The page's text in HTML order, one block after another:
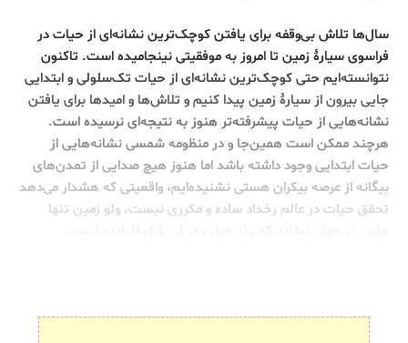
سال‌ها تلاش بی‌وقفه برای یافتن کوچک‌ترین نشانه‌ای از حیات در
فراسوی سیارۀ زمین تا امروز به موفقیتی نینجامیده است. تاکنون
نتوانسته‌ایم حتی کوچک‌ترین نشانه‌ای از حیات تک‌سلولی و ابتدایی
جایی بیرون از سیارۀ زمین پیدا کنیم و تلاش‌ها و امیدها برای یافتن
نشانه‌هایی از حیات پیشرفته‌تر هنوز به نتیجه‌ای نرسیده است.
هرچند ممکن است همین‌جا و در منظومه شمسی نشانه‌هایی از
حیات ابتدایی وجود داشته باشد اما هنوز هیچ صدایی از تمدن‌های
بیگانه از عرصه بیکران هستی نشنیده‌ایم، واقعیتی که هشدار می‌دهد
تحقق حیات در عالم رخداد ساده و مکرری نیست، ولو زمین تنها